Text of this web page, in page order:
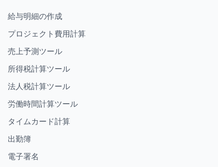
給与明細の作成
プロジェクト費用計算
売上予測ツール
所得税計算ツール
法人税計算ツール
労働時間計算ツール
タイムカード計算
出勤簿
電子署名